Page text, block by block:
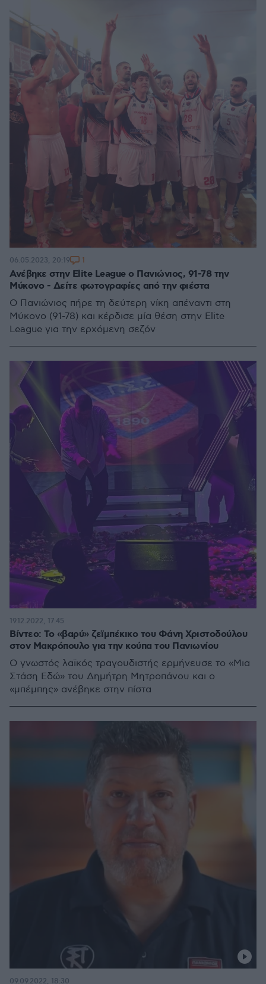
Ανέβηκε στην Elite League ο Πανιώνιος, 91-78 την
Μύκονο - Δείτε φωτογραφίες από την φιέστα
Ο Πανιώνιος πήρε τη δεύτερη νίκη απέναντι στη
Μύκονο (91-78) και κέρδισε μία θέση στην Elite
League για την ερχόμενη σεζόν
06.05.2023, 20:19 1
Βίντεο: Το «βαρύ» ζεϊμπέκικο του Φάνη Χριστοδούλου
στον Μακρόπουλο για την κούπα του Πανιωνίου
Ο γνωστός λαϊκός τραγουδιστής ερμήνευσε το «Μια
Στάση Εδώ» του Δημήτρη Μητροπάνου και ο
«μπέμπης» ανέβηκε στην πίστα
19.12.2022, 17:45
09.09.2022, 18:30